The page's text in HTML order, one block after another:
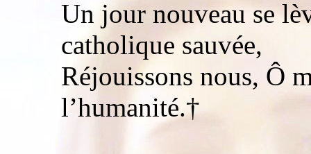
Un jour nouveau se
catholique sauvée,
Réjouissons nous, Ô
l’humanité.†